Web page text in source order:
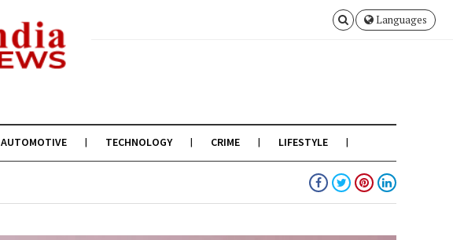
Languages
AUTOMOTIVE TECHNOLOGY CRIME LIFESTYLE